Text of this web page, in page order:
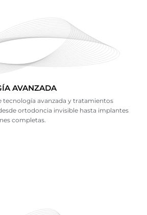
AVANZADA
tecnología avanzada y tratamientos
ortodoncia invisible hasta implantes
completas.